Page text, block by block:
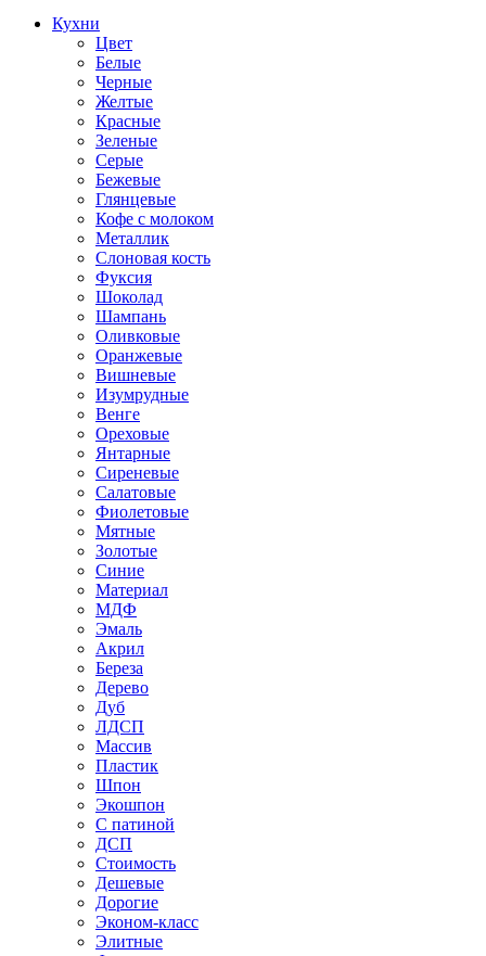
Кухни
Цвет
Белые
Черные
Желтые
Красные
Зеленые
Серые
Бежевые
Глянцевые
Кофе с молоком
Металлик
Слоновая кость
Фуксия
Шоколад
Шампань
Оливковые
Оранжевые
Вишневые
Изумрудные
Венге
Ореховые
Янтарные
Сиреневые
Салатовые
Фиолетовые
Мятные
Золотые
Синие
Материал
МДФ
Эмаль
Акрил
Береза
Дерево
Дуб
ЛДСП
Массив
Пластик
Шпон
Экошпон
С патиной
ДСП
Стоимость
Дешевые
Дорогие
Эконом-класс
Элитные